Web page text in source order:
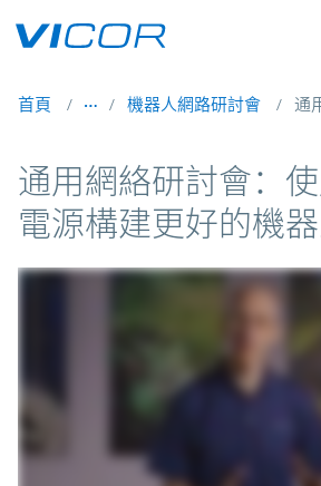
首頁 機器人網路研討會 通
通用網絡研討會：
電源構建更好的機